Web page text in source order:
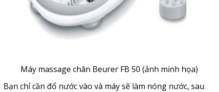
Máy massage chân Beurer FB 50 (ảnh minh họa)
Bạn chỉ cần đổ nước vào và máy sẽ làm nóng nước, sau